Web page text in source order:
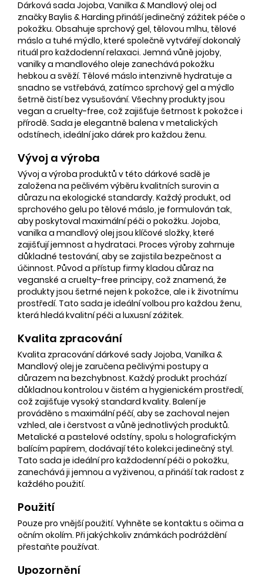
Dárková sada Jojoba, Vanilka & Mandlový olej od
značky Baylis & Harding přináší jedinečný zážitek péče o
pokožku. Obsahuje sprchový gel, tělovou mlhu, tělové
máslo a tuhé mýdlo, které společně vytvářejí dokonalý
rituál pro každodenní relaxaci. Jemná vůně jojoby,
vanilky a mandlového oleje zanechává pokožku
hebkou a svěží. Tělové máslo intenzivně hydratuje a
snadno se vstřebává, zatímco sprchový gel a mýdlo
šetrně čistí bez vysušování. Všechny produkty jsou
vegan a cruelty-free, což zajišťuje šetrnost k pokožce i
přírodě. Sada je elegantně balena v metalických
odstínech, ideální jako dárek pro každou ženu.
Vývoj a výroba
Vývoj a výroba produktů v této dárkové sadě je
založena na pečlivém výběru kvalitních surovin a
důrazu na ekologické standardy. Každý produkt, od
sprchového gelu po tělové máslo, je formulován tak,
aby poskytoval maximální péči o pokožku. Jojoba,
vanilka a mandlový olej jsou klíčové složky, které
zajišťují jemnost a hydrataci. Proces výroby zahrnuje
důkladné testování, aby se zajistila bezpečnost a
účinnost. Původ a přístup firmy kladou důraz na
veganské a cruelty-free principy, což znamená, že
produkty jsou šetrné nejen k pokožce, ale i k životnímu
prostředí. Tato sada je ideální volbou pro každou ženu,
která hledá kvalitní péči a luxusní zážitek.
Kvalita zpracování
Kvalita zpracování dárkové sady Jojoba, Vanilka &
Mandlový olej je zaručena pečlivými postupy a
důrazem na bezchybnost. Každý produkt prochází
důkladnou kontrolou v čistém a hygienickém prostředí,
což zajišťuje vysoký standard kvality. Balení je
prováděno s maximální péčí, aby se zachoval nejen
vzhled, ale i čerstvost a vůně jednotlivých produktů.
Metalické a pastelové odstíny, spolu s holografickým
balícím papírem, dodávají této kolekci jedinečný styl.
Tato sada je ideální pro každodenní péči o pokožku,
zanechává ji jemnou a vyživenou, a přináší tak radost z
každého použití.
Použití
Pouze pro vnější použití. Vyhněte se kontaktu s očima a
očním okolím. Při jakýchkoliv známkách podráždění
přestaňte používat.
Upozornění